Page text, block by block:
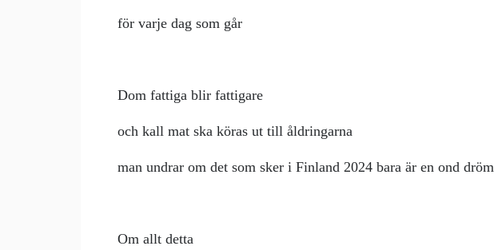
för varje dag som går
Dom fattiga blir fattigare
och kall mat ska köras ut till åldringarna
man undrar om det som sker i Finland 2024 bara är en ond dröm
Om allt detta